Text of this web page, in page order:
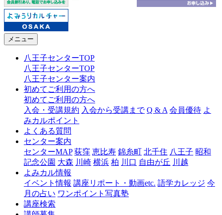
メニュー
八王子センターTOP
八王子センターTOP
八王子センター案内
初めてご利用の方へ
初めてご利用の方へ
入会・受講規約 入会から受講まで Q & A 会員優待 よ
みカルポイント
よくある質問
センター案内
センターMAP 荻窪 恵比寿 錦糸町 北千住 八王子 昭和
記念公園 大森 川崎 横浜 柏 川口 自由が丘 川越
よみカル情報
イベント情報 講座リポート・動画etc. 語学カレッジ 今
月の占い ワンポイント写真塾
講座検索